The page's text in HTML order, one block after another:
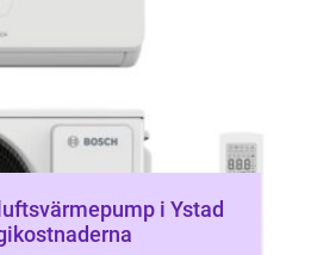
i Ystad